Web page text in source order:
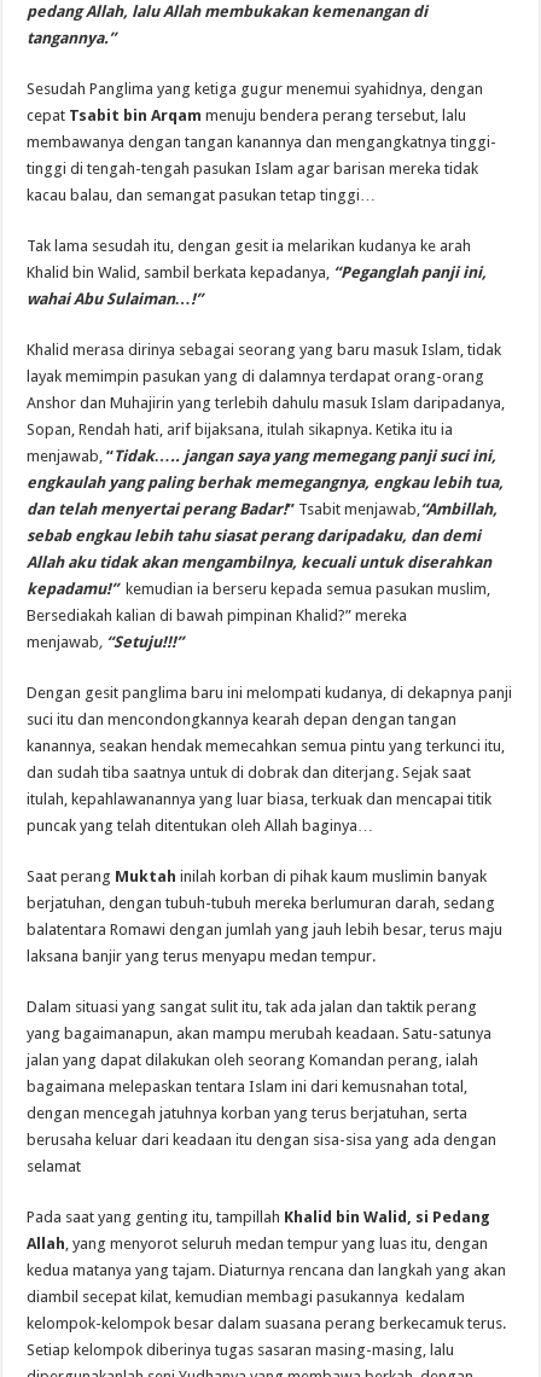
pedang Allah, lalu Allah membukakan kemenangan di
tangannya.”
Sesudah Panglima yang ketiga gugur menemui syahidnya, dengan
cepat Tsabit bin Arqam menuju bendera perang tersebut, lalu
membawanya dengan tangan kanannya dan mengangkatnya tinggi-
tinggi di tengah-tengah pasukan Islam agar barisan mereka tidak
kacau balau, dan semangat pasukan tetap tinggi…
Tak lama sesudah itu, dengan gesit ia melarikan kudanya ke arah
Khalid bin Walid, sambil berkata kepadanya, “Peganglah panji ini,
wahai Abu Sulaiman…!”
Khalid merasa dirinya sebagai seorang yang baru masuk Islam, tidak
layak memimpin pasukan yang di dalamnya terdapat orang-orang
Anshor dan Muhajirin yang terlebih dahulu masuk Islam daripadanya,
Sopan, Rendah hati, arif bijaksana, itulah sikapnya. Ketika itu ia
menjawab, “Tidak….. jangan saya yang memegang panji suci ini,
engkaulah yang paling berhak memegangnya, engkau lebih tua,
dan telah menyertai perang Badar!” Tsabit menjawab, “Ambillah,
sebab engkau lebih tahu siasat perang daripadaku, dan demi
Allah aku tidak akan mengambilnya, kecuali untuk diserahkan
kepadamu!” kemudian ia berseru kepada semua pasukan muslim,
Bersediakah kalian di bawah pimpinan Khalid?” mereka
menjawab, “Setuju!!!”
Dengan gesit panglima baru ini melompati kudanya, di dekapnya panji
suci itu dan mencondongkannya kearah depan dengan tangan
kanannya, seakan hendak memecahkan semua pintu yang terkunci itu,
dan sudah tiba saatnya untuk di dobrak dan diterjang. Sejak saat
itulah, kepahlawanannya yang luar biasa, terkuak dan mencapai titik
puncak yang telah ditentukan oleh Allah baginya…
Saat perang Muktah inilah korban di pihak kaum muslimin banyak
berjatuhan, dengan tubuh-tubuh mereka berlumuran darah, sedang
balatentara Romawi dengan jumlah yang jauh lebih besar, terus maju
laksana banjir yang terus menyapu medan tempur.
Dalam situasi yang sangat sulit itu, tak ada jalan dan taktik perang
yang bagaimanapun, akan mampu merubah keadaan. Satu-satunya
jalan yang dapat dilakukan oleh seorang Komandan perang, ialah
bagaimana melepaskan tentara Islam ini dari kemusnahan total,
dengan mencegah jatuhnya korban yang terus berjatuhan, serta
berusaha keluar dari keadaan itu dengan sisa-sisa yang ada dengan
selamat
Pada saat yang genting itu, tampillah Khalid bin Walid, si Pedang
Allah , yang menyorot seluruh medan tempur yang luas itu, dengan
kedua matanya yang tajam. Diaturnya rencana dan langkah yang akan
diambil secepat kilat, kemudian membagi pasukannya kedalam
kelompok-kelompok besar dalam suasana perang berkecamuk terus.
Setiap kelompok diberinya tugas sasaran masing-masing, lalu